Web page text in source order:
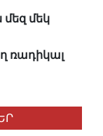
մեզ մեկ
ռադիկալ